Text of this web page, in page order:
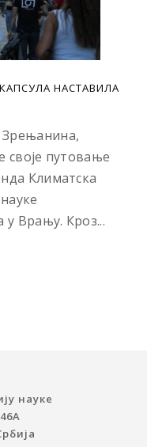
НАСТАВИЛА
своје путовање
Климатска
у Врању. Кроз...
науке